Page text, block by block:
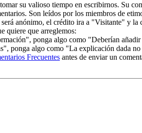
su valioso tiempo en escribirnos. Su
Son leídos por los miembros de
anónimo, el crédito ira a "Visitante" y
quiere que arreglemos:
ponga algo como "Deberían
ponga algo como "La explicación dada
Frecuentes antes de enviar un